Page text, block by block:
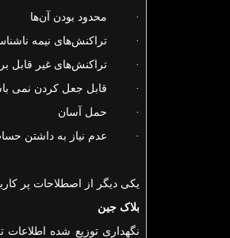
· محدود بودن آن‌ها
· تراکنش‌های نیمه
· تراکنش‌های غیر قابل
· قابل جعل کردن نمی
· حمل آسان
· عدم نیاز به داشتن حساب
یکی دیگر از اصطلاحات پر
بلاک جین
نگهداری توزیع شده